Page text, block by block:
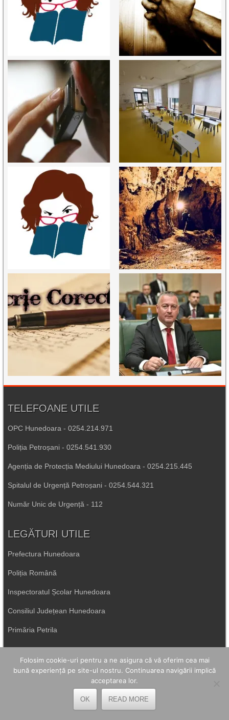
TELEFOANE UTILE
OPC Hunedoara - 0254.214.971
Poliția Petroșani - 0254.541.930
Agenția de Protecția Mediului Hunedoara - 0254.215.445
Spitalul de Urgență Petroșani - 0254.544.321
Număr Unic de Urgență - 112
LEGĂTURI UTILE
Prefectura Hunedoara
Poliția Română
Inspectoratul Școlar Hunedoara
Consiliul Județean Hunedoara
Primăria Petrila
Primăria Petroșani
Folosim cookie-uri pentru a ne asigura că vă oferim cea mai
bună experiență pe site-ul nostru. Continuarea navigării implică
acceptarea lor.
OK READ MORE